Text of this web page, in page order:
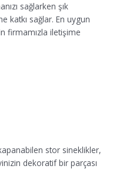
sağlarken şık
katkı sağlar. En uygun
firmamızla iletişime
stor sineklikler,
dekoratif bir parçası